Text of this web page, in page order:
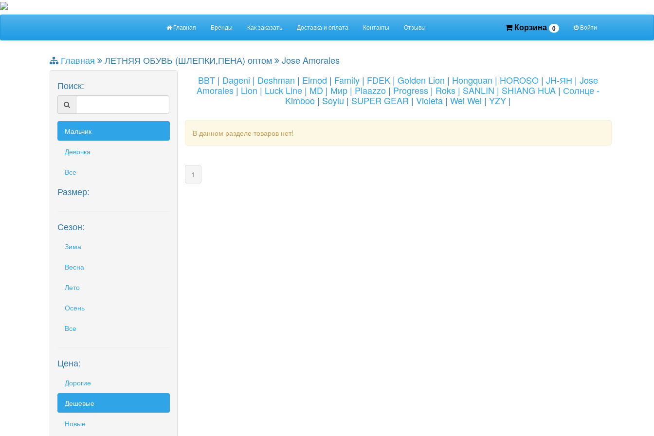
Главная Бренды Как заказать Доставка и оплата Контакты Отзывы Корзина 0 Войти
Главная ЛЕТНЯЯ ОБУВЬ (ШЛЕПКИ,ПЕНА) оптом
Jose Amorales
Поиск:
Мальчик
Девочка
Все
Размер:
Сезон:
Зима
Весна
Лето
Осень
Все
Цена:
Дорогие
Дешевые
Новые
BBT | Dageni | Deshman | Elmod | Family | FDEK |Golden Lion | Hongquan | HOROSO |JH-ЯН |Jose
Amorales| Lion | Luck Line | MD |Мир | Plaazzo |Progress | Roks | SANLIN| SHIANG HUA | Солнце -
Kimboo | Soylu |SUPER GEAR|Violeta |Wei Wei |YZY |
В данном разделе товаров нет!
1